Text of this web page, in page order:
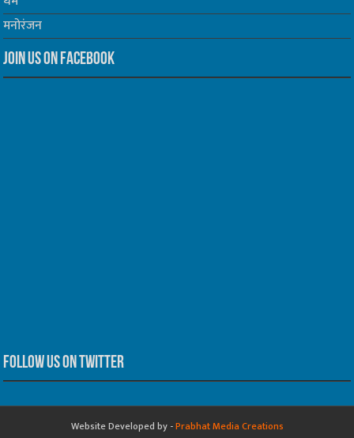
मनोरंजन
Join us on Facebook
Follow us on Twitter
Website Developed by -Prabhat Media Creations